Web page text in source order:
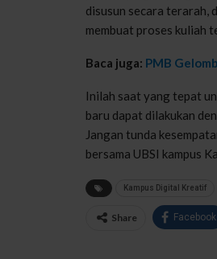
disusun secara terarah,
membuat proses kuliah
Baca juga: PMB
Inilah saat yang tepat
baru dapat dilakukan
Jangan tunda
bersama UBSI kampus
Kampus Digital Kreatif
Share Facebook